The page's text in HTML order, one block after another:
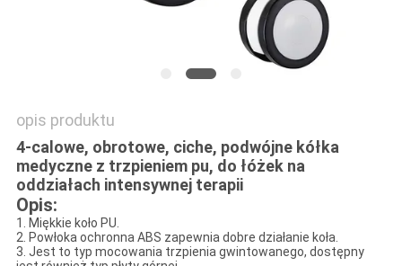
opis produktu
4-calowe, obrotowe, ciche, podwójne kółka
medyczne z trzpieniem pu, do łóżek na
oddziałach intensywnej terapii
Opis:
1. Miękkie koło PU.
2. Powłoka ochronna ABS zapewnia dobre działanie koła.
3. Jest to typ mocowania trzpienia gwintowanego, dostępny